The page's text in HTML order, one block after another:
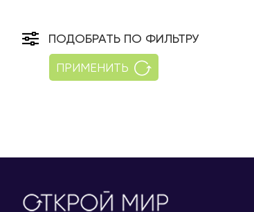
ПОДОБРАТЬ ПО ФИЛЬТРУ
ПРИМЕНИТЬ